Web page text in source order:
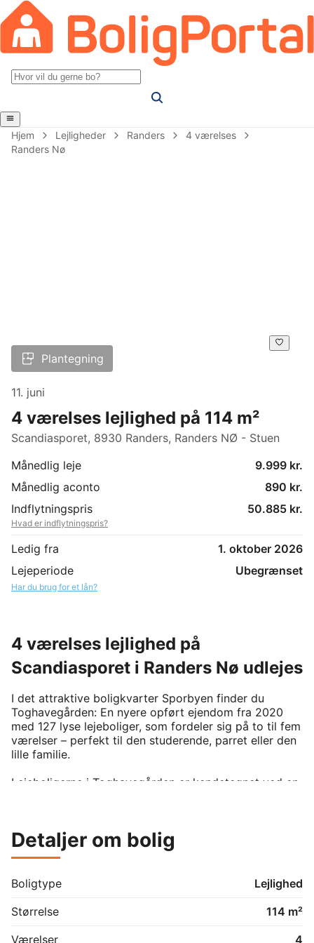
Hjem Lejligheder Randers
4 værelses
Randers Nø
Plantegning
11. juni
4 værelses lejlighed på 114 m²
Scandiasporet, 8930 Randers, Randers NØ - Stuen
Månedlig leje
9.999 kr.
Månedlig aconto
890 kr.
Indflytningspris
50.885 kr.
Hvad er indflytningspris?
Ledig fra
1. oktober 2026
Lejeperiode
Ubegrænset
Har du brug for et lån?
4 værelses lejlighed på
Scandiasporet i Randers Nø udlejes
I det attraktive boligkvarter Sporbyen finder du
Toghavegården: En nyere opført ejendom fra 2020
med 127 lyse lejeboliger, som fordeler sig på to til fem
værelser – perfekt til den studerende, parret eller den
lille familie.
Lejeboligerne i Toghavegården er kendetegnet ved en
I denne 4-værelses lejlighed får du:
Stort køkkenalrum med alle hårde hvidevare, og i
åben forbindelse med stuen
Badeværelse med vaskesøjle
Adgang til elevator
Detaljer om bolig
Boligtype
Lejlighed
Størrelse
114 m²
Værelser
4